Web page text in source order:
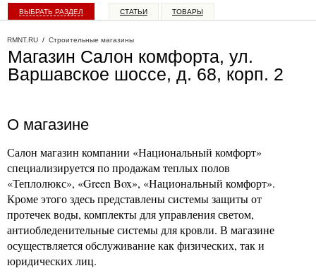
ВЫБРАТЬ РАЗДЕЛ СТАТЬИ ТОВАРЫ
RMNT.RU / Строительные магазины
Магазин Салон комфорта, ул.
Варшавское шоссе, д. 68, корп. 2
О магазине
Салон магазин компании «Национальный комфорт»
специализируется по продажам теплых полов
«Теплолюкс», «Green Box», «Национальный комфорт».
Кроме этого здесь представлены системы защиты от
протечек воды, комплекты для управления светом,
антиобледенительные системы для кровли. В магазине
осуществляется обслуживание как физических, так и
юридических лиц.